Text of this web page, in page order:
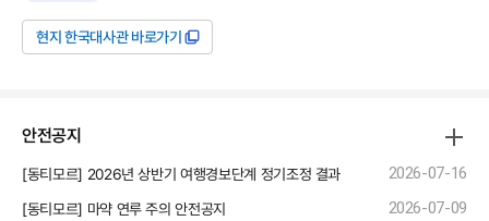
현지 한국대사관 바로가기
안전공지
[동티모르] 2026년 상반기 여행경보단계 정기조정 결과 2026-07-16
[동티모르] 마약 연루 주의 안전공지 2026-07-09